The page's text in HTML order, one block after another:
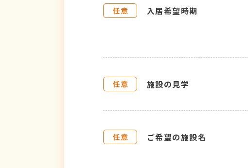
入居希望時期
施設の見学
ご希望の施設名